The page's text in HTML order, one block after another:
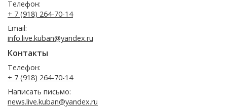
Телефон:
+ 7 (918) 264-70-14
Email:
info.live.kuban@yandex.ru
Контакты
Телефон:
+ 7 (918) 264-70-14
Написать письмо:
news.live.kuban@yandex.ru